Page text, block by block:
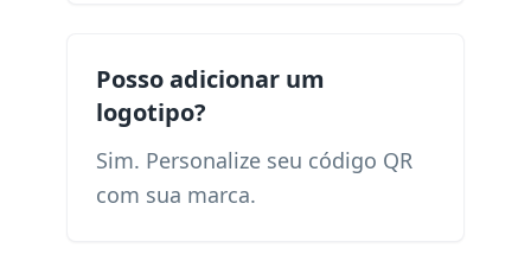
Posso adicionar um
logotipo?
Sim. Personalize seu código QR
com sua marca.